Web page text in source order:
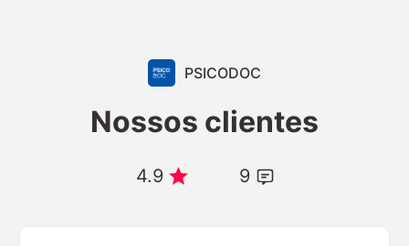
PSICODOC
Nossos clientes
4.9 9